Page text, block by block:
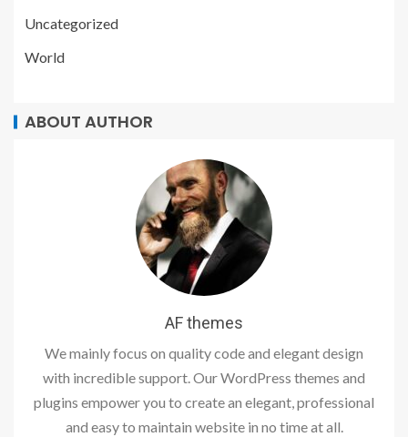
Uncategorized
World
ABOUT AUTHOR
AF themes
We mainly focus on quality code and elegant design
with incredible support. Our WordPress themes and
plugins empower you to create an elegant, professional
and easy to maintain website in no time at all.